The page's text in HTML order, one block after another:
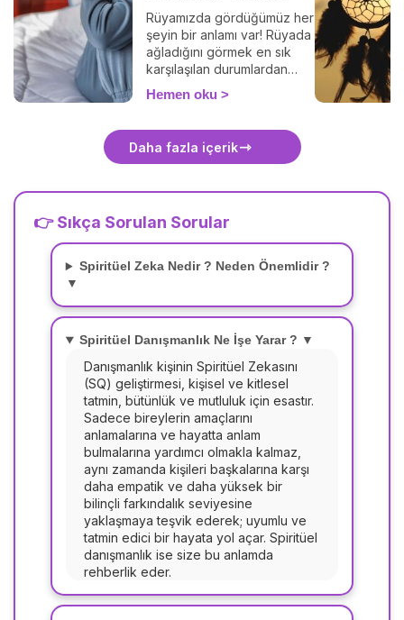
Rüyamızda gördüğümüz her
şeyin bir anlamı var! Rüyada
ağladığını görmek en sık
karşılaşılan durumlardan
biridir. Peki rüyada ağlamak
ne anlama gelir?
Hemen oku
Daha fazla içerik
👉 Sıkça Sorulan Sorular
Spiritüel Zeka Nedir ? Neden Önemlidir ?
▼
Spiritüel Danışmanlık Ne İşe Yarar ? ▼
Danışmanlık kişinin Spiritüel Zekasını
(SQ) geliştirmesi, kişisel ve kitlesel
tatmin, bütünlük ve mutluluk için esastır.
Sadece bireylerin amaçlarını
anlamalarına ve hayatta anlam
bulmalarına yardımcı olmakla kalmaz,
aynı zamanda kişileri başkalarına karşı
daha empatik ve daha yüksek bir
bilinçli farkındalık seviyesine
yaklaşmaya teşvik ederek; uyumlu ve
tatmin edici bir hayata yol açar. Spiritüel
danışmanlık ise size bu anlamda
rehberlik eder.